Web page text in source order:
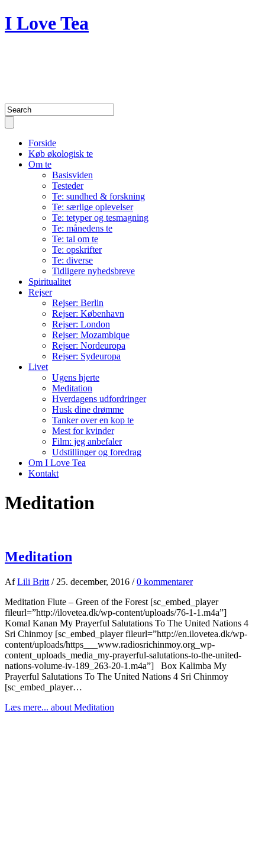
I Love Tea
Forside
Køb økologisk te
Om te
Basisviden
Testeder
Te: sundhed & forskning
Te: særlige oplevelser
Te: tetyper og tesmagning
Te: månedens te
Te: tal om te
Te: opskrifter
Te: diverse
Tidligere nyhedsbreve
Spiritualitet
Rejser
Rejser: Berlin
Rejser: København
Rejser: London
Rejser: Mozambique
Rejser: Nordeuropa
Rejser: Sydeuropa
Livet
Ugens hjerte
Meditation
Hverdagens udfordringer
Husk dine drømme
Tanker over en kop te
Mest for kvinder
Film: jeg anbefaler
Udstillinger og foredrag
Om I Love Tea
Kontakt
Meditation
Meditation
AfLili Britt / 25. december, 2016 / 0 kommentarer
Meditation Flute – Green of the Forest [sc_embed_player
fileurl=”http://ilovetea.dk/wp-content/uploads/76-1-1.m4a”]
Komal Kanan My Prayerful Salutations To The United Nations 4
Sri Chinmoy [sc_embed_player fileurl=”http://en.ilovetea.dk/wp-
content/uploads/https___www.radiosrichinmoy.org_wp-
content_uploads_media_my-prayerful-salutations-to-the-united-
nations-volume-iv-189_263-20-1.m4a”] Box Kalimba My
Prayerful Salutations To The United Nations 4 Sri Chinmoy
[sc_embed_player…
Læs mere... about Meditation